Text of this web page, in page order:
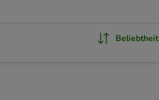
Beliebtheit